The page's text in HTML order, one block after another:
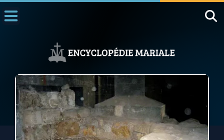
1000 Raisons de Croire
L'actualité de la semaine